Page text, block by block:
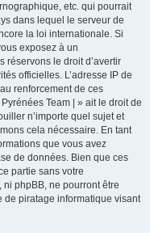
etc. qui pourrait
dans lequel le serveur de
la loi internationale. Si
exposez à un
réservons le droit d’avertir
officielles. L’adresse IP de
renforcement de ces
Team | » ait le droit de
n’importe quel sujet et
cela nécessaire. En tant
que vous avez
de données. Bien que ces
partie sans votre
ni phpBB, ne pourront être
de piratage informatique visant